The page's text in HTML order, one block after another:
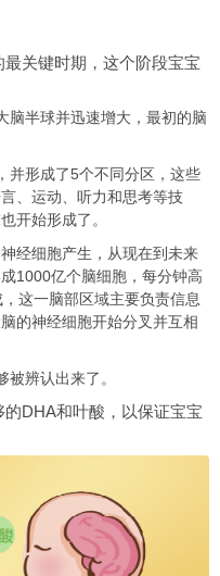
关键时期，这个阶段宝宝
脑半球并迅速增大，最初的脑
并形成了5个不同分区，这些
、运动、听力和思考等技
开始形成了。
经细胞产生，从现在到未来
1000亿个脑细胞，每分钟高
这一脑部区域主要负责信息
的神经细胞开始分叉并互相
辨认出来了。
DHA和叶酸，以保证宝宝